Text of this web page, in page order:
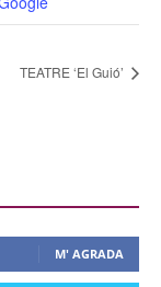
TEATRE ‘El Guió’
M' AGRADA